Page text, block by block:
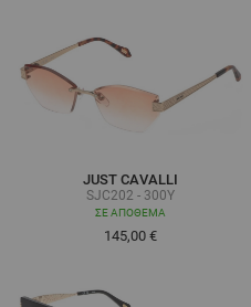
JUST CAVALLI
SJC202 - 300Y
ΣΕ ΑΠΌΘΕΜΑ
145,00 €